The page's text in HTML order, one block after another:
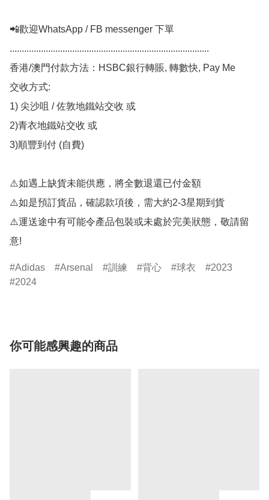
📲歡迎WhatsApp / FB messenger 下單
...................................................................................
香港/澳門付款方法：HSBC銀行轉賬, 轉數快, Pay Me
交收方式:
1) 尖沙咀 / 佐敦地鐵站交收 或
2)青衣地鐵站交收 或
3)順豐到付 (自費)
⚠️如遇上缺貨未能供應，將全數退還已付金額
⚠️如是預訂貨品，確認款項後，需大約2-3星期到貨
⚠️運送途中有可能令產品包裝或未處於完美狀態，敬請留
意!
Adidas Arsenal 訓練 背心 球衣
2023
2024
你可能感興趣的商品